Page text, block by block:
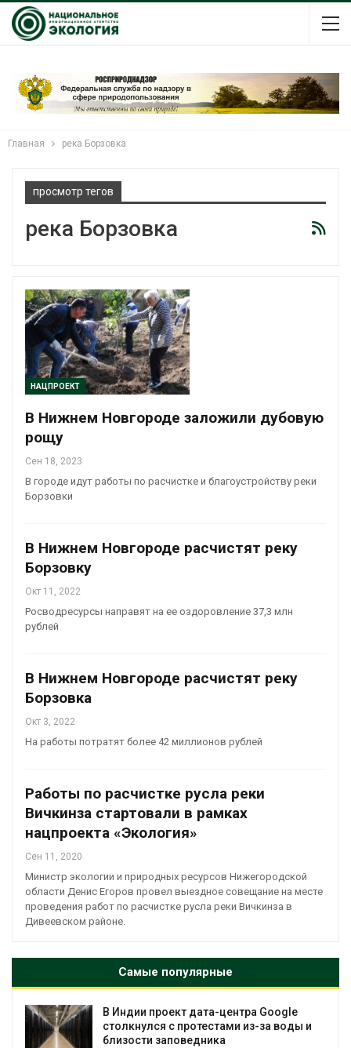
Главная река Борзовка
просмотр тегов
река Борзовка
НАЦПРОЕКТ
В Нижнем Новгороде заложили дубовую
рощу
Сен 18, 2023
В городе идут работы по расчистке и благоустройству реки
Борзовки
​В Нижнем Новгороде расчистят реку
Борзовку
Окт 11, 2022
Росводресурсы направят на ее оздоровление 37,3 млн
рублей
В Нижнем Новгороде расчистят реку
Борзовка
Окт 3, 2022
На работы потратят более 42 миллионов рублей
Работы по расчистке русла реки
Вичкинза стартовали в рамках
нацпроекта «Экология»
Сен 11, 2020
Министр экологии и природных ресурсов Нижегородской
области Денис Егоров провел выездное совещание на месте
проведения работ по расчистке русла реки Вичкинза в
Дивеевском районе.
Самые популярные
В Индии проект дата-центра Google
столкнулся с протестами из-за воды и
близости заповедника